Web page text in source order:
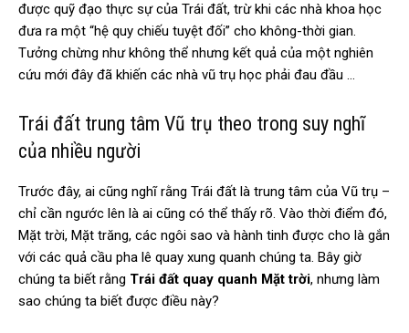
được quỹ đạo thực sự của Trái đất, trừ khi các nhà khoa học
đưa ra một “hệ quy chiếu tuyệt đối” cho không-thời gian.
Tưởng chừng như không thể nhưng kết quả của một nghiên
cứu mới đây đã khiến các nhà vũ trụ học phải đau đầu …
Trái đất trung tâm Vũ trụ theo trong suy nghĩ
của nhiều người
Trước đây, ai cũng nghĩ rằng Trái đất là trung tâm của Vũ trụ –
chỉ cần ngước lên là ai cũng có thể thấy rõ. Vào thời điểm đó,
Mặt trời, Mặt trăng, các ngôi sao và hành tinh được cho là gắn
với các quả cầu pha lê quay xung quanh chúng ta. Bây giờ
chúng ta biết rằng Trái đất quay quanh Mặt trời, nhưng làm
sao chúng ta biết được điều này?